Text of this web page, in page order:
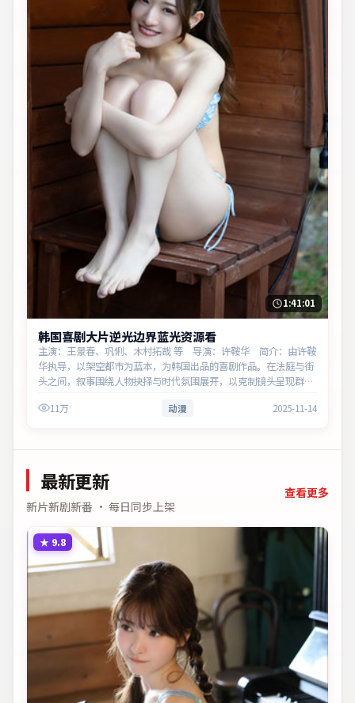
1:41:01
韩国喜剧大片逆光边界蓝光资源看
主演：王景春、巩俐、木村拓哉 等 导演：许鞍华 简介：由许鞍
华执导，以架空都市为蓝本，为韩国出品的喜剧作品。在法庭与街
头之间，叙事围绕人物抉择与时代氛围展开，以克制镜头呈现群像
11万 动漫 2025-11-14
最新更新
新片新剧新番 · 每日同步上架
查看更多
★ 9.8